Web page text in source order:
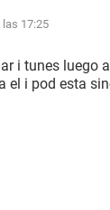
17:25
i tunes luego
el i pod esta